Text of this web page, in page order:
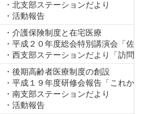
・北支部ステーションだより
・活動報告
・介護保険制度と在宅医療
・平成２０年度総会特別講演会「佐
・西支部ステーションだより「訪問
・後期高齢者医療制度の創設
・平成１９年度研修会報告「これか
・南支部ステーションだより
・活動報告